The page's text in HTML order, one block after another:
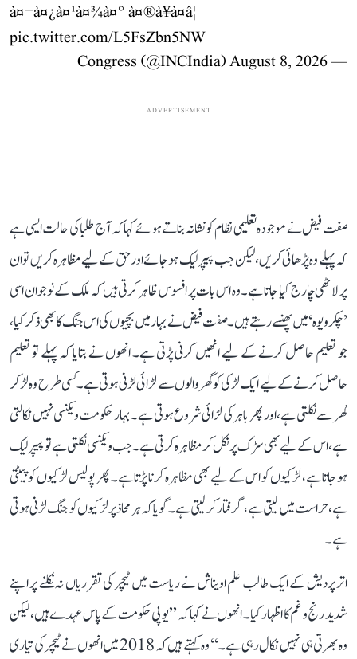
à¤¬à¤¿à¤¹à¤¾à¤° à¤®à¥à¤â¦
pic.twitter.com/L5FsZbn5NW
— Congress (@INCIndia)
August 8, 2026
ADVERTISEMENT
صفت فیض نے موجودہ تعلیمی نظام کو نشانہ بناتے ہوئے کہا کہ آج طلبا کی حالت ایسی ہے
کہ پہلے وہ پڑھائی کریں، لیکن جب پیپر لیک ہو جائے اور حق کے لیے مظاہرہ کریں تو ان
پر لاٹھی چارج کیا جاتا ہے۔ وہ اس بات پر افسوس ظاہر کرتی ہیں کہ ملک کے نوجوان اسی
’چکرویوہ‘ میں پھنسے رہتے ہیں۔ صفت فیض نے بہار میں بچیوں کی اس جنگ کا بھی ذکر کیا،
جو تعلیم حاصل کرنے کے لیے انھیں کرنی پڑتی ہے۔ انھوں نے بتایا کہ پہلے تو تعلیم
حاصل کرنے کے لیے ایک لڑکی کو گھر والوں سے لڑائی لڑنی ہوتی ہے۔ کسی طرح وہ لڑ کر
گھر سے نکلتی ہے، اور پھر باہر کی لڑائی شروع ہوتی ہے۔ بہار حکومت ویکنسی نہیں نکالتی
ہے، اس کے لیے بھی سڑک پر نکل کر مظاہرہ کرتی ہے۔ جب ویکنسی نکلتی ہے تو پیپر لیک
ہو جاتا ہے، لڑکیوں کو اس کے لیے بھی مظاہرہ کرنا پڑتا ہے۔ پھر پولیس لڑکیوں کو پیٹتی
ہے، حراست میں لیتی ہے، گرفتار کر لیتی ہے۔ گویا کہ ہر محاذ پر لڑکیوں کو جنگ لڑنی ہوتی
ہے۔
اتر پردیش کے ایک طالب علم اویناش نے ریاست میں ٹیچر کی تقرریاں نہ نکلنے پر اپنے
شدید رنج و غم کا اظہار کیا۔ انھوں نے کہا کہ ’’یوپی حکومت کے پاس عہدے ہیں، لیکن
وہ بھرتی ہی نہیں نکال رہی ہے۔‘‘ وہ کہتے ہیں کہ 2018 میں انھوں نے ٹیچر کی تیاری